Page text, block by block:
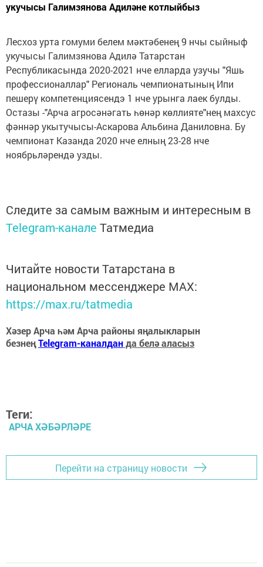
укучысы Галимзянова Адиләне котлыйбыз
Лесхоз урта гомуми белем мәктәбенең 9 нчы сыйныф
укучысы Галимзянова Адилә Татарстан
Республикасында 2020-2021 нче елларда узучы "Яшь
профессионаллар" Региональ чемпионатының Ипи
пешерү компетенциясендэ 1 нче урынга лаек булды.
Остазы -"Арча агросәнәгать һөнәр көллияте"нең махсус
фәннәр укытучысы-Аскарова Альбина Даниловна. Бу
чемпионат Казанда 2020 нче елның 23-28 нче
ноябрьләрендә узды.
Следите за самым важным и интересным в
Telegram-канале Татмедиа
Читайте новости Татарстана в
национальном мессенджере MАХ:
https://max.ru/tatmedia
Хәзер Арча һәм Арча районы яңалыкларын
безнеңTelegram-каналданда белә аласыз
Теги:
АРЧА ХӘБӘРЛӘРЕ
Перейти на страницу новости